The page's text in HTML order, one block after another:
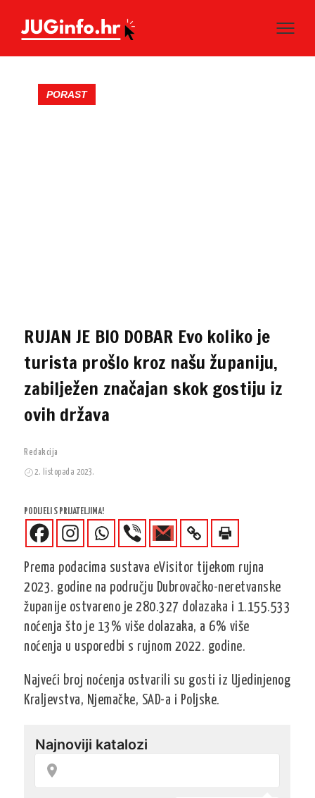
PORAST
RUJAN JE BIO DOBAR Evo koliko je
turista prošlo kroz našu županiju,
zabilježen značajan skok gostiju iz
ovih država
Redakcija
2. listopada 2023.
PODIJELI S PRIJATELJIMA!
Prema podacima sustava eVisitor tijekom rujna
2023. godine na području Dubrovačko-neretvanske
županije ostvareno je 280.327 dolazaka i 1.155.533
noćenja što je 13% više dolazaka, a 6% više
noćenja u usporedbi s rujnom 2022. godine.
Najveći broj noćenja ostvarili su gosti iz Ujedinjenog
Kraljevstva, Njemačke, SAD-a i Poljske.